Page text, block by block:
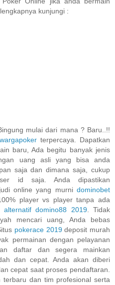
kunjungi :
mulai dari mana ? Baru..!!
wargapoker terpercaya. Dapatkan
baru, Ada begitu banyak jenis
uang asli yang bisa anda
saja dan dimana saja, cukup
id saja. Anda dipastikan
online yang murni dominobet
player vs player tanpa ada
alternatif domino88 2019. Tidak
mencari uang, Anda bebas
pokerace 2019deposit murah
permainan dengan pelayanan
daftar dan segera mainkan
dan cepat. Anda akan diberi
cepat saat proses pendaftaran.
terbaru dan tim profesional serta